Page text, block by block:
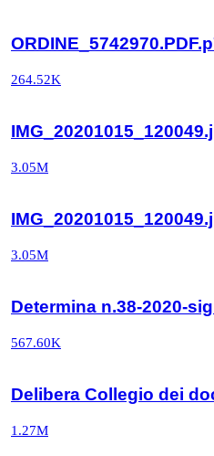
264.52K
3.05M
3.05M
Determina n.38-2020-
567.60K
Delibera Collegio dei
1.27M